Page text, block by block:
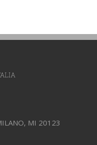
MI 20123